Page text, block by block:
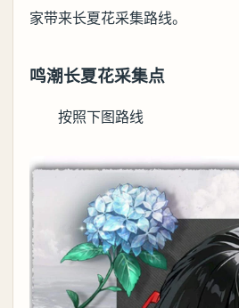
家带来长夏花采集路线。
鸣潮长夏花采集点
按照下图路线